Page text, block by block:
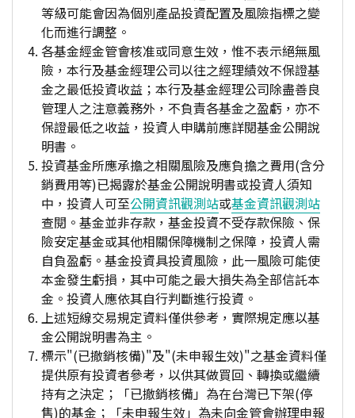
等級可能會因為個別產品投資配置及風險指標之變
化而進行調整。
各基金經金管會核准或同意生效，惟不表示絕無風
險，本行及基金經理公司以往之經理績效不保證基
金之最低投資收益；本行及基金經理公司除盡善良
管理人之注意義務外，不負責各基金之盈虧，亦不
保證最低之收益，投資人申購前應詳閱基金公開說
明書。
投資基金所應承擔之相關風險及應負擔之費用(含分
銷費用等)已揭露於基金公開說明書或投資人須知
中，投資人可至公開資訊觀測站或基金資訊觀測站
查閱。基金並非存款，基金投資不受存款保險、保
險安定基金或其他相關保障機制之保障，投資人需
自負盈虧。基金投資具投資風險，此一風險可能使
本金發生虧損，其中可能之最大損失為全部信託本
金。投資人應依其自行判斷進行投資。
上述短線交易規定資料僅供參考，實際規定應以基
金公開說明書為主。
標示"(已撤銷核備)"及"(未申報生效)"之基金資料僅
提供原有投資者參考，以供其做買回、轉換或繼續
持有之決定；「已撤銷核備」為在台灣已下架(停
售)的基金；「未申報生效」為未向金管會辦理申報